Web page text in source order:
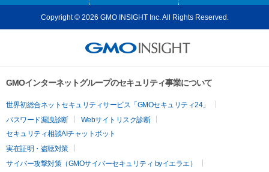
Copyright © 2026 GMO INSIGHT Inc. All Rights Reserved.
GMOインターネットグループのセキュリティ事業について
世界初総合ネットセキュリティサービス「GMOセキュリティ24」
パスワード漏洩診断
Webサイトリスク診断
セキュリティ相談AIチャットボット
実在証明・盗聴対策
サイバー攻撃対策（GMOサイバーセキュリティ byイエラエ）